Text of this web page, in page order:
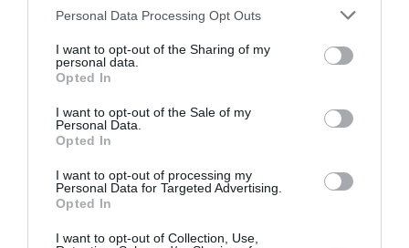
Personal Data Processing Opt Outs
I want to opt-out of the Sharing of my
personal data.
Opted In
I want to opt-out of the Sale of my
Personal Data.
Opted In
I want to opt-out of processing my
Personal Data for Targeted Advertising.
Opted In
I want to opt-out of Collection, Use,
100 euros, tandis que de l’autre côté du fleuve, en
RDC, le salaire d’un élu à la Chambre grimpe à 6 000
euros en moyenne.
Le Burkina Faso est plus chiche avec 1 100 euros
sans la prime de cession.
Au Burundi, un élu touche 1 700 euros, ce qui